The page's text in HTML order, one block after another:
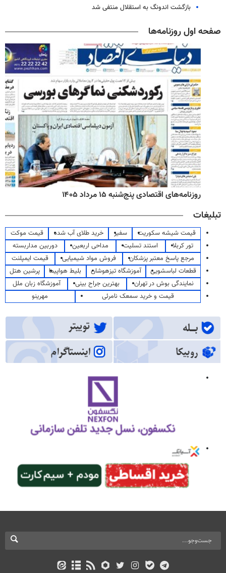
بازگشت اندونگ به استقلال منتفی شد
صفحه اول روزنامه‌ها
روزنامه‌های اقتصادی پنج‌شنبه ۱۵ مرداد ۱۴۰۵
تبلیغات
قیمت شیشه سکوریت سفیر خرید طلای آب شده
قیمت موکت
تور کربلا
استند تسلیت مداحی اربعین
دوربین مداربسته
مرجع پاسخ معتبر پزشکان
فروش مواد شیمیایی
قیمت ایمپلنت
قطعات لباسشویی
آموزشگاه تیزهوشان بلیط هواپیما
پرشین هتل
نمایندگی بوش در تهران
بهترین جراح بینی
آموزشگاه زبان ملل
قیمت و خرید سمعک نامرئی
مهرینو